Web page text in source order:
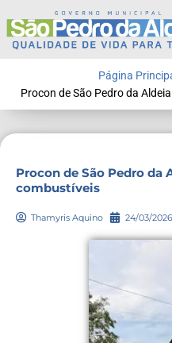
Página
Procon de São Pedro da
Procon de São Pedro da
combustíveis
Thamyris Aquino 24/03/2026